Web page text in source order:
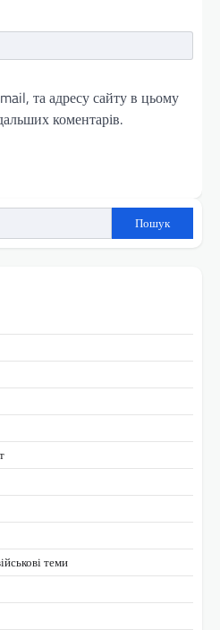
та адресу сайту в цьому
коментарів.
Пошук
теми